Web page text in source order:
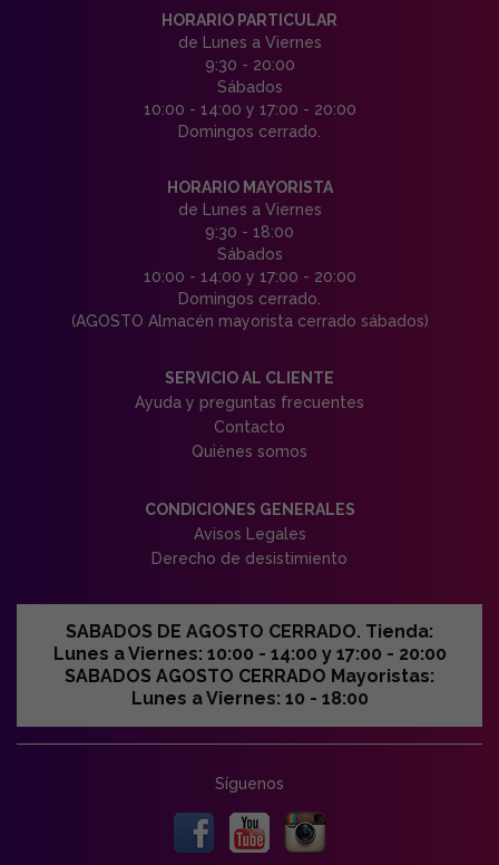
HORARIO PARTICULAR
de Lunes a Viernes
9:30 - 20:00
Sábados
10:00 - 14:00 y 17:00 - 20:00
Domingos cerrado.
HORARIO MAYORISTA
de Lunes a Viernes
9:30 - 18:00
Sábados
10:00 - 14:00 y 17:00 - 20:00
Domingos cerrado.
(AGOSTO Almacén mayorista cerrado sábados)
SERVICIO AL CLIENTE
Ayuda y preguntas frecuentes
Contacto
Quiénes somos
CONDICIONES GENERALES
Avisos Legales
Derecho de desistimiento
SABADOS DE AGOSTO CERRADO. Tienda:
Lunes a Viernes: 10:00 - 14:00 y 17:00 - 20:00
SABADOS AGOSTO CERRADO Mayoristas:
Lunes a Viernes: 10 - 18:00
Síguenos